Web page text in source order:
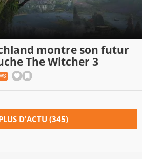
montre son futur
The Witcher 3
D'ACTU (345)